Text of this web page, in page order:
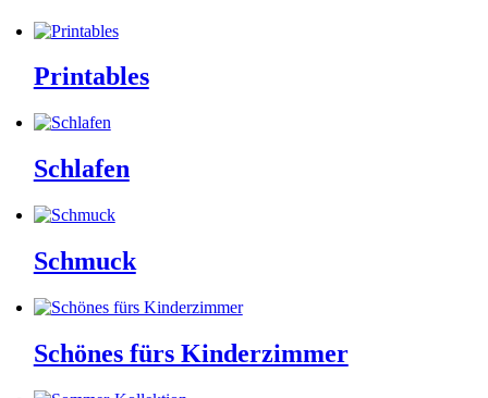
Printables
Schlafen
Schmuck
Schönes fürs Kinderzimmer